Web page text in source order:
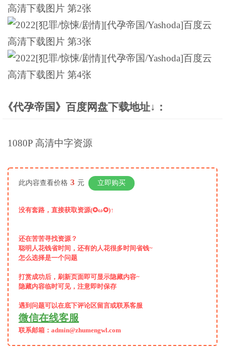
《代孕帝国》百度网盘下载地址↓：
1080P 高清中字资源
此内容查看价格 3 元 立即购买
没有套路，直接获取资源(✪ω✪)↑
还在苦苦寻找资源？
聪明人花钱省时间，还有的人花很多时间省钱~
怎么选择是一个问题
打赏成功后， 刷新页面即可显示隐藏内容~
隐藏内容临时可见，注意即时保存
遇到问题可以在底下评论区留言或联系客服
微信在线客服
联系邮箱：admin@zhumengwl.com